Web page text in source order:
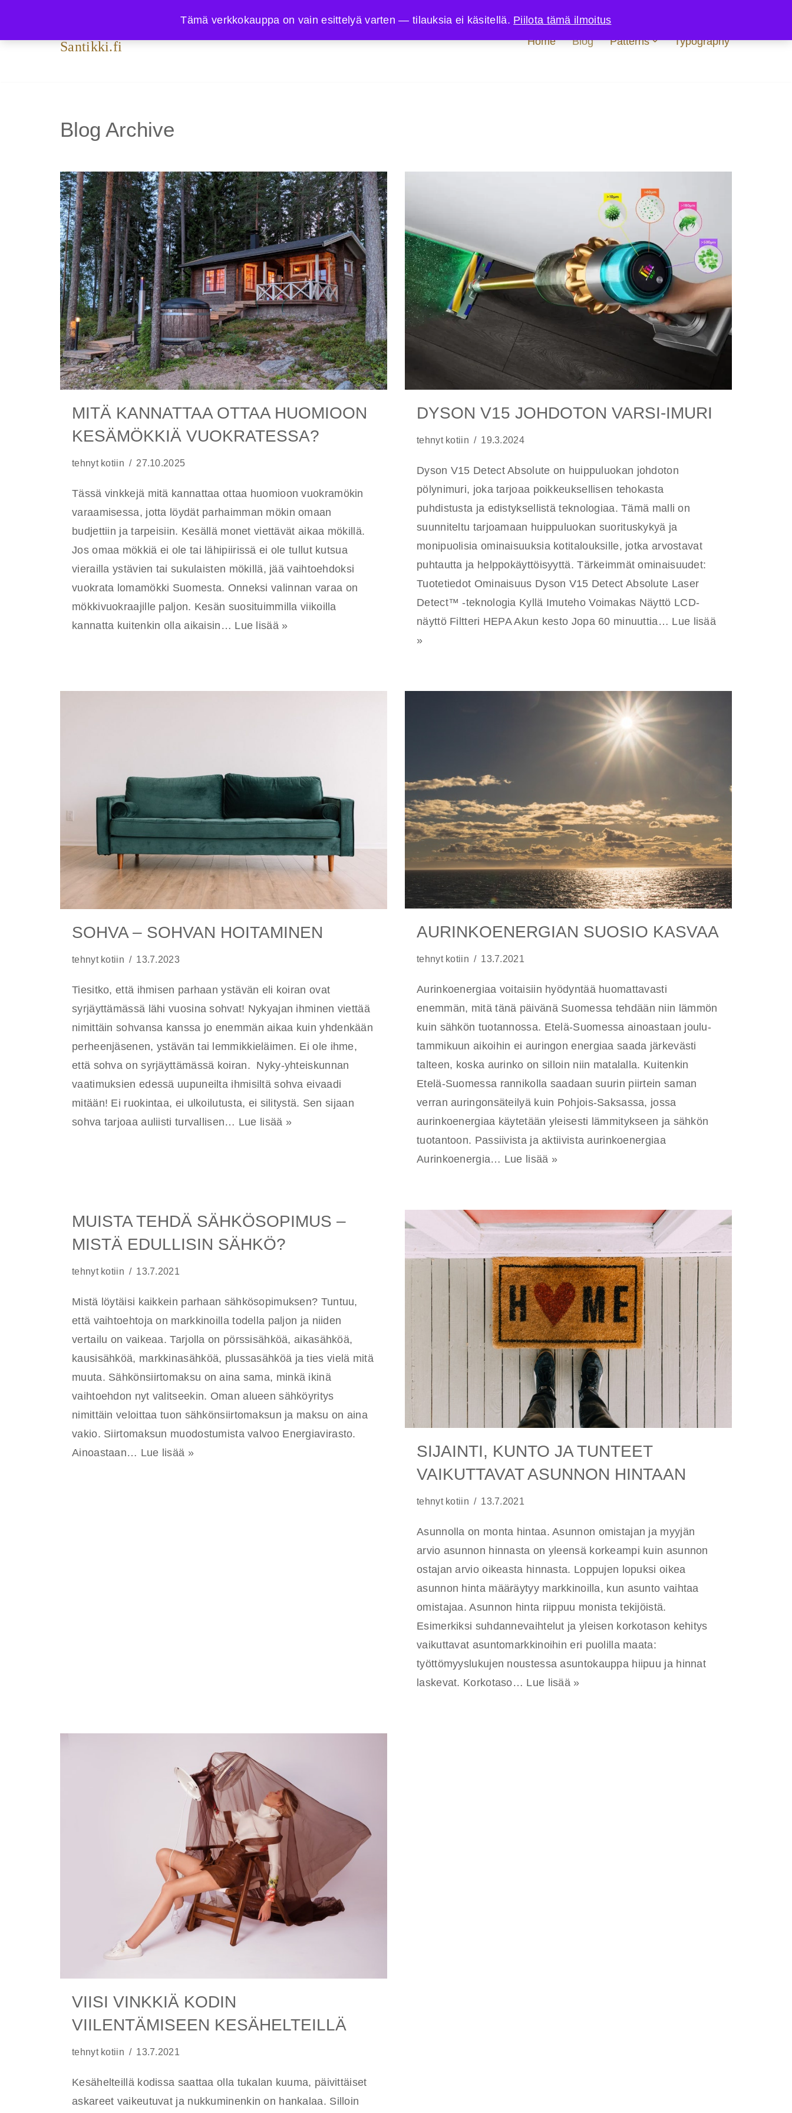
Santikki.fi Home Blog Patterns Typography
Blog Archive
MITÄ KANNATTAA OTTAA HUOMIOON
KESÄMÖKKIÄ VUOKRATESSA?
tehnyt kotiin 27.10.2025
Tässä vinkkejä mitä kannattaa ottaa huomioon vuokramökin
varaamisessa, jotta löydät parhaimman mökin omaan
budjettiin ja tarpeisiin. Kesällä monet viettävät aikaa mökillä.
Jos omaa mökkiä ei ole tai lähipiirissä ei ole tullut kutsua
vierailla ystävien tai sukulaisten mökillä, jää vaihtoehdoksi
vuokrata lomamökki Suomesta. Onneksi valinnan varaa on
mökkivuokraajille paljon. Kesän suosituimmilla viikoilla
kannatta kuitenkin olla aikaisin… Lue lisää »
DYSON V15 JOHDOTON VARSI-IMURI
tehnyt kotiin 19.3.2024
Dyson V15 Detect Absolute on huippuluokan johdoton
pölynimuri, joka tarjoaa poikkeuksellisen tehokasta
puhdistusta ja edistyksellistä teknologiaa. Tämä malli on
suunniteltu tarjoamaan huippuluokan suorituskykyä ja
monipuolisia ominaisuuksia kotitalouksille, jotka arvostavat
puhtautta ja helppokäyttöisyyttä. Tärkeimmät ominaisuudet:
Tuotetiedot Ominaisuus Dyson V15 Detect Absolute Laser
Detect™ -teknologia Kyllä Imuteho Voimakas Näyttö LCD-
näyttö Filtteri HEPA Akun kesto Jopa 60 minuuttia… Lue lisää
»
SOHVA – SOHVAN HOITAMINEN
tehnyt kotiin 13.7.2023
Tiesitko, että ihmisen parhaan ystävän eli koiran ovat
syrjäyttämässä lähi vuosina sohvat! Nykyajan ihminen viettää
nimittäin sohvansa kanssa jo enemmän aikaa kuin yhdenkään
perheenjäsenen, ystävän tai lemmikkieläimen. Ei ole ihme,
että sohva on syrjäyttämässä koiran. Nyky-yhteiskunnan
vaatimuksien edessä uupuneilta ihmisiltä sohva eivaadi
mitään! Ei ruokintaa, ei ulkoilutusta, ei silitystä. Sen sijaan
sohva tarjoaa auliisti turvallisen… Lue lisää »
AURINKOENERGIAN SUOSIO KASVAA
tehnyt kotiin 13.7.2021
Aurinkoenergiaa voitaisiin hyödyntää huomattavasti
enemmän, mitä tänä päivänä Suomessa tehdään niin lämmön
kuin sähkön tuotannossa. Etelä-Suomessa ainoastaan joulu-
tammikuun aikoihin ei auringon energiaa saada järkevästi
talteen, koska aurinko on silloin niin matalalla. Kuitenkin
Etelä-Suomessa rannikolla saadaan suurin piirtein saman
verran auringonsäteilyä kuin Pohjois-Saksassa, jossa
aurinkoenergiaa käytetään yleisesti lämmitykseen ja sähkön
tuotantoon. Passiivista ja aktiivista aurinkoenergiaa
Aurinkoenergia… Lue lisää »
MUISTA TEHDÄ SÄHKÖSOPIMUS –
MISTÄ EDULLISIN SÄHKÖ?
tehnyt kotiin 13.7.2021
Mistä löytäisi kaikkein parhaan sähkösopimuksen? Tuntuu,
että vaihtoehtoja on markkinoilla todella paljon ja niiden
vertailu on vaikeaa. Tarjolla on pörssisähköä, aikasähköä,
kausisähköä, markkinasähköä, plussasähköä ja ties vielä mitä
muuta. Sähkönsiirtomaksu on aina sama, minkä ikinä
vaihtoehdon nyt valitseekin. Oman alueen sähköyritys
nimittäin veloittaa tuon sähkönsiirtomaksun ja maksu on aina
vakio. Siirtomaksun muodostumista valvoo Energiavirasto.
Ainoastaan… Lue lisää »
SIJAINTI, KUNTO JA TUNTEET
VAIKUTTAVAT ASUNNON HINTAAN
tehnyt kotiin 13.7.2021
Asunnolla on monta hintaa. Asunnon omistajan ja myyjän
arvio asunnon hinnasta on yleensä korkeampi kuin asunnon
ostajan arvio oikeasta hinnasta. Loppujen lopuksi oikea
asunnon hinta määräytyy markkinoilla, kun asunto vaihtaa
omistajaa. Asunnon hinta riippuu monista tekijöistä.
Esimerkiksi suhdannevaihtelut ja yleisen korkotason kehitys
vaikuttavat asuntomarkkinoihin eri puolilla maata:
työttömyyslukujen noustessa asuntokauppa hiipuu ja hinnat
laskevat. Korkotaso… Lue lisää »
VIISI VINKKIÄ KODIN
VIILENTÄMISEEN KESÄHELTEILLÄ
tehnyt kotiin 13.7.2021
Kesähelteillä kodissa saattaa olla tukalan kuuma, päivittäiset
askareet vaikeutuvat ja nukkuminenkin on hankalaa. Silloin
Tämä verkkokauppa on vain esittelyä varten — tilauksia ei käsitellä. Piilota tämä ilmoitus